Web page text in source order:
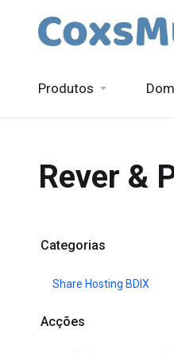
Produtos
Rever &
Categorias
Share Hosting BDIX
Acções